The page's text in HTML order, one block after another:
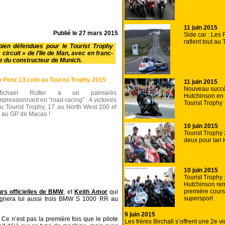
Publié le 27 mars 2015
défendues pour le Tourist Trophy
» de l’Ile de Man, avec en franc-
du constructeur de Munich.
13.com au Tourist Trophy 2015
Rutter a un palmarès
en "road-racing" : 4 victoires
Tourist Trophy, 17 au North West 200 et
au GP de Macao !
officielles de BMW, et Keith Amorqui
lui aussi trois BMW S 1000 RR au
n’est pas la première fois que le pilote
11 juin 2015
Side car : Les
raflent tout au
11 juin 2015
Nouveau
Hutchinson
Tourist Trophy
10 juin 2015
Tourist Trophy
deux pour Ian
10 juin 2015
Tourist Trophy
Hutchinson
première
supersport
9 juin 2015
Les frères Birchall s’offrent une 2e